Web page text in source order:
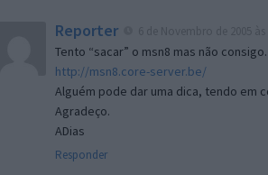
Reporter
Tento “sacar” o msn8 mas não
http://msn8.core-server.be/
Alguém pode dar uma dica, tendo em
Agradeço.
ADias
Responder